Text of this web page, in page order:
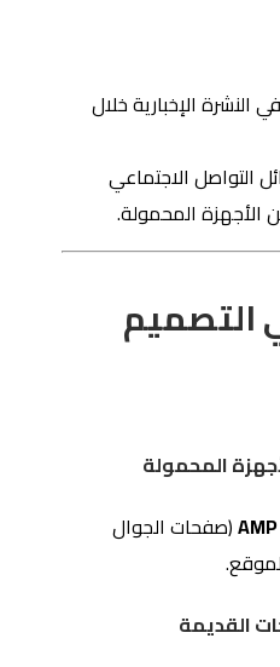
في النشرة الإخبارية خلال
التواصل الاجتماعي
المحمولة.
التصميم
المحمولة
AMP(صفحات الجوال
القديمة